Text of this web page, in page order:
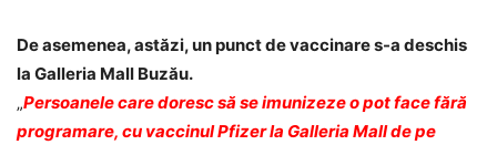
De asemenea, astăzi, un punct de vaccinare s-a deschis
la Galleria Mall Buzău.
„Persoanele care doresc să se imunizeze o pot face fără
programare, cu vaccinul Pfizer la Galleria Mall de pe